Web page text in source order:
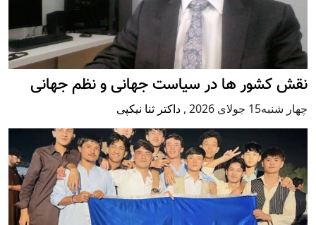
نقش کشور ها در سیاست جهانی و نظم جهانی
چهار شنبه15 جولای 2026 , داکتر ثنا نیکپی